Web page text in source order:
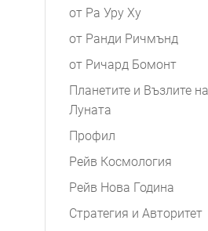
от Ра Уру Ху
от Ранди Ричмънд
от Ричард Бомонт
Планетите и Възлите на
Луната
Профил
Рейв Космология
Рейв Нова Година
Стратегия и Авторитет